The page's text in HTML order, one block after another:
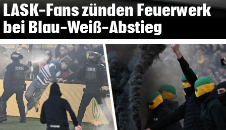
LASK-Fans zünden Feuerwerk
bei Blau-Weiß-Abstieg